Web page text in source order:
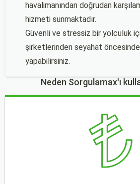
havalimanından doğrudan
hizmeti sunmaktadır.
Güvenli ve stressiz bir yolculuk
şirketlerinden seyahat
yapabilirsiniz.
Neden Sorgulamax'ı